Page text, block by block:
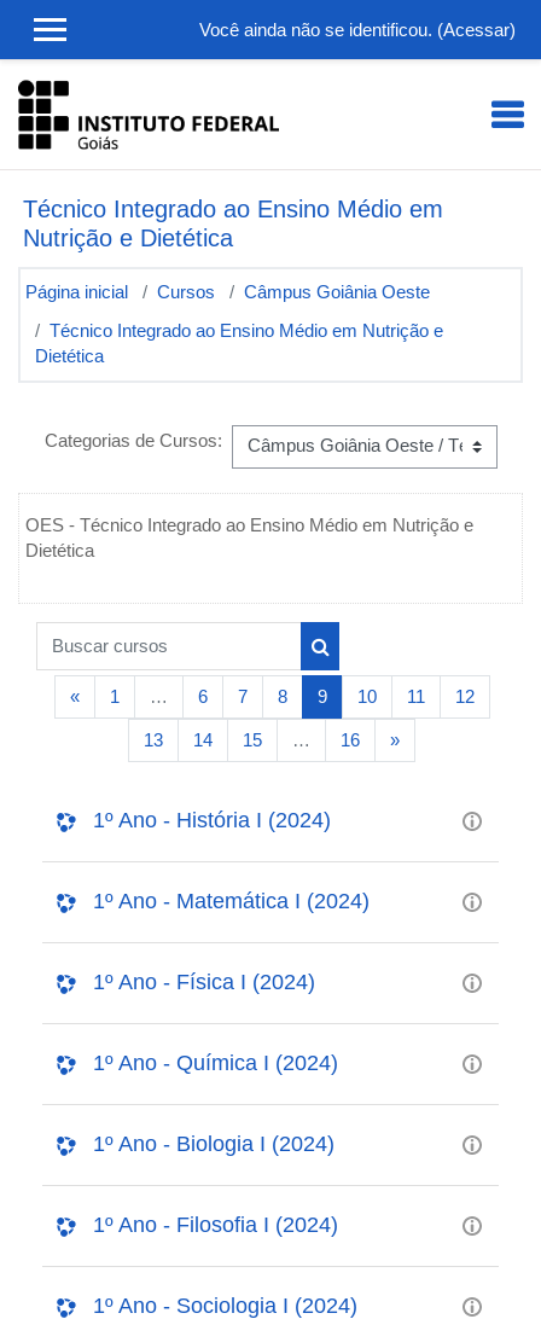
Você ainda não se identificou. (Acessar)
Técnico Integrado ao Ensino Médio em
Nutrição e Dietética
Página inicial Cursos
Câmpus Goiânia Oeste
Técnico Integrado ao Ensino Médio em Nutrição e
Dietética
Categorias de Cursos:
OES - Técnico Integrado ao Ensino Médio em Nutrição e
Dietética
Buscar cursos
Buscar cursos
«Página anterior
1 … 6 7 8 9(atual)
10 11 12
13 14 15 … 16 »Próxima página
1º Ano - História I (2024)
1º Ano - Matemática I (2024)
1º Ano - Física I (2024)
1º Ano - Química I (2024)
1º Ano - Biologia I (2024)
1º Ano - Filosofia I (2024)
1º Ano - Sociologia I (2024)